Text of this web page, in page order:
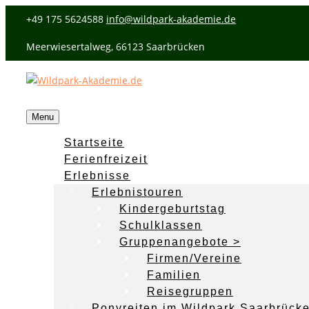
+49 175 5624588 info@wildpark-akademie.de
Meerwiesertalweg, 66123 Saarbrücken
Menu
Startseite
Ferienfreizeit
Erlebnisse
Erlebnistouren
Kindergeburtstag
Schulklassen
Gruppenangebote >
Firmen/Vereine
Familien
Reisegruppen